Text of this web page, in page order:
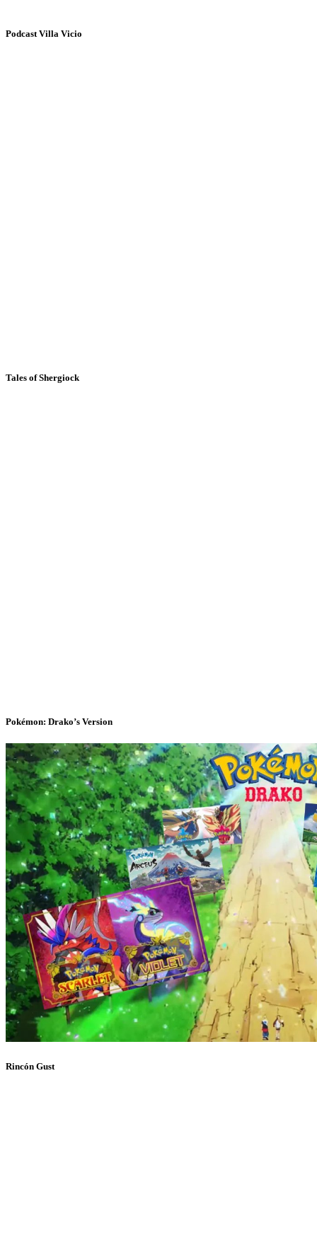
Podcast Villa Vicio
Tales of Shergiock
Pokémon: Drako’s Version
Rincón Gust